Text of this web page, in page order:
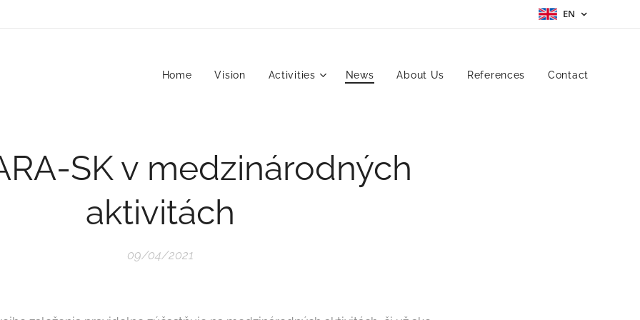
EN
Home Vision Activities News About Us References Contact
SK v medzinárodných
aktivitách
09/04/2021